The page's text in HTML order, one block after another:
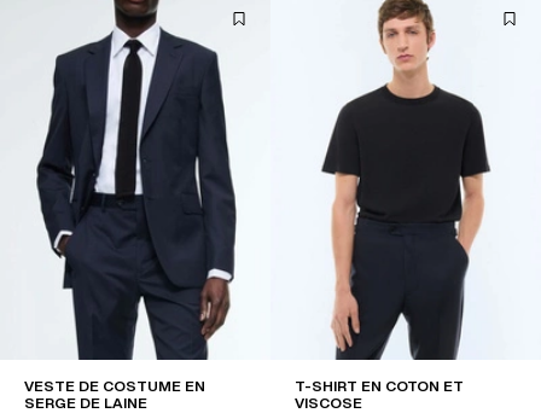
VESTE DE COSTUME EN
SERGE DE LAINE
T-SHIRT EN COTON ET
VISCOSE